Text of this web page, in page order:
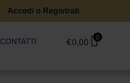
Accedi o Registrati
CONTATTI €0,00 0